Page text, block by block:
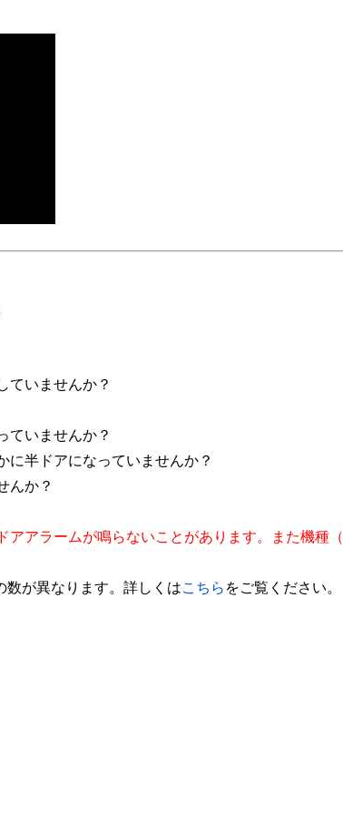
ていませんか？
ていませんか？
半ドアになっていませんか？
んか？
アラームが鳴らないことがあります。また機種
が異なります。詳しくはこちら をご覧ください。